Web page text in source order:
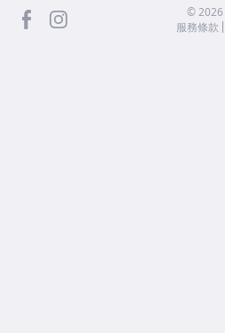
facebook ©2026
服務條款